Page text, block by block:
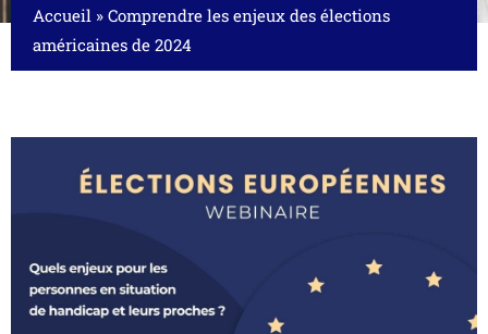
Accueil » Comprendre les enjeux des élections
américaines de 2024